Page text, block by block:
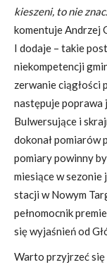
kieszeni, to nie
komentuje Andrzej
I dodaje – takie
niekompetencji
zerwanie ciągłości
następuje poprawa
Bulwersujące i
dokonał pomiarów
pomiary powinny
miesiące w
stacji w Nowym
pełnomocnik
się wyjaśnień od
Warto przyjrzeć